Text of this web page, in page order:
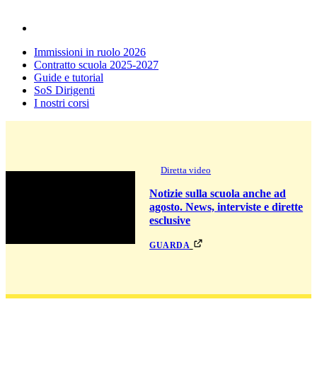
Immissioni in ruolo 2026
Contratto scuola 2025-2027
Guide e tutorial
SoS Dirigenti
I nostri corsi
Diretta video
Notizie sulla scuola anche ad
agosto. News, interviste e dirette
esclusive
guarda